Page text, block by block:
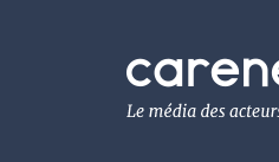
Le
média